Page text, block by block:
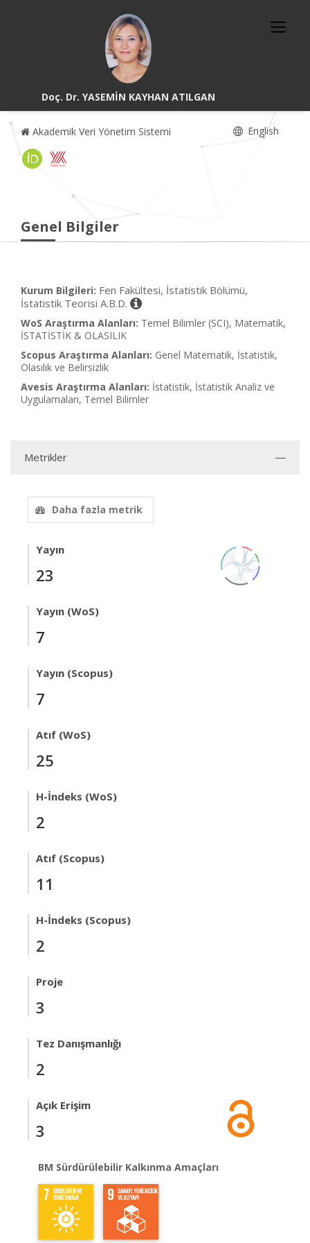
Doç. Dr. YASEMİN KAYHAN ATILGAN
Akademik Veri Yönetim Sistemi English
Genel Bilgiler
Kurum Bilgileri: Fen Fakültesi, İstatistik Bölümü,
İstatistik Teorisi A.B.D.
WoS Araştırma Alanları: Temel Bilimler (SCI), Matematik,
İSTATİSTİK & OLASILIK
Scopus Araştırma Alanları: Genel Matematik, İstatistik,
Olasılık ve Belirsizlik
Avesis Araştırma Alanları: İstatistik, İstatistik Analiz ve
Uygulamaları, Temel Bilimler
Metrikler
Daha fazla metrik
Yayın
23
Yayın (WoS)
7
Yayın (Scopus)
7
Atıf (WoS)
25
H-İndeks (WoS)
2
Atıf (Scopus)
11
H-İndeks (Scopus)
2
Proje
3
Tez Danışmanlığı
2
Açık Erişim
3
BM Sürdürülebilir Kalkınma Amaçları